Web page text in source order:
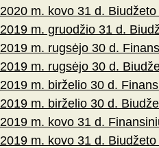
2020 m. kovo 31 d.
2019 m. gruodžio 31 d.
2019 m. rugsėjo 30 d.
2019 m. rugsėjo 30 d.
2019 m. birželio 30 d.
2019 m. birželio 30 d.
2019 m. kovo 31 d.
2019 m. kovo 31 d.